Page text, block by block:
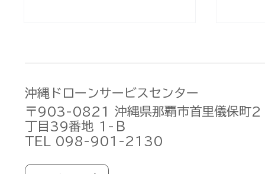
DJI Osmo Pocket 3 価格
改定のお知らせ【値下げ】
沖縄ドローンサービスセンター
〒903-0821 沖縄県那覇市首里儀保町2
丁目39番地 1-Ｂ
TEL 098-901-2130